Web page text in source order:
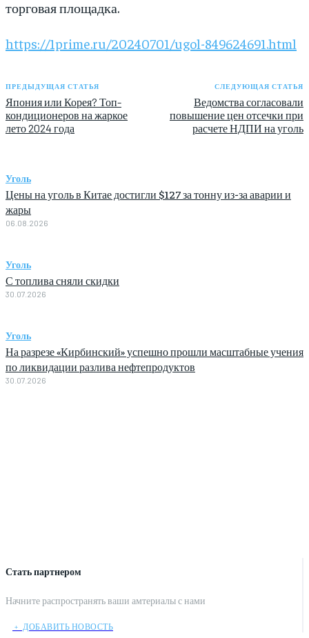
Стать партнером
Начните распространять ваши амтериалы с нами
﹢ ДОБАВИТЬ НОВОСТЬ
торговая площадка.
https://1prime.ru/20240701/ugol-849624691.html
ПРЕДЫДУЩАЯ СТАТЬЯ
Япония или Корея? Топ-
кондиционеров на жаркое
лето 2024 года
СЛЕДУЮЩАЯ СТАТЬЯ
Ведомства согласовали
повышение цен отсечки при
расчете НДПИ на уголь
Уголь
Цены на уголь в Китае достигли $127 за тонну из-за аварии и
жары
06.08.2026
Уголь
С топлива сняли скидки
30.07.2026
Уголь
На разрезе «Кирбинский» успешно прошли масштабные учения
по ликвидации разлива нефтепродуктов
30.07.2026